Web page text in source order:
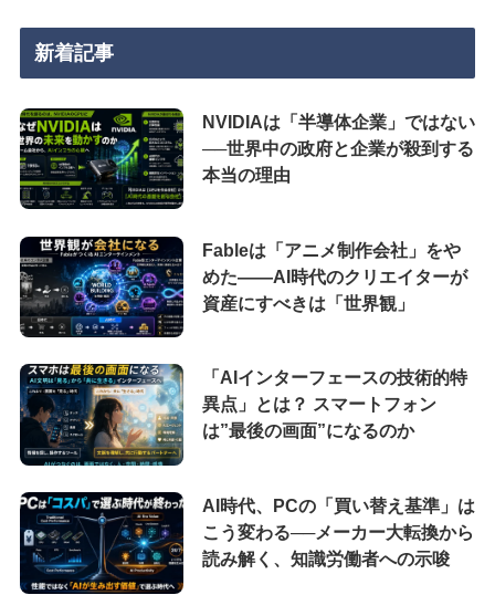
新着記事
NVIDIAは「半導体企業」ではない
──世界中の政府と企業が殺到する
本当の理由
Fableは「アニメ制作会社」をや
めた――AI時代のクリエイターが
資産にすべきは「世界観」
「AIインターフェースの技術的特
異点」とは？ スマートフォン
は”最後の画面”になるのか
AI時代、PCの「買い替え基準」は
こう変わる──メーカー大転換から
読み解く、知識労働者への示唆